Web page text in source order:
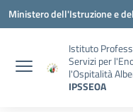
Vai ai contenuti
Vai al menu di navigazione
Vai al footer
Ministero dell'Istruzione e
Istituto
Servizi per
l'Ospitalità
IPSSEOA